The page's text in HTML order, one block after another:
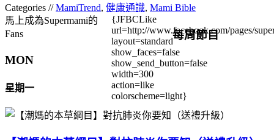
Categories //MamiTrend, 健康通識, Mami Bible
馬上成為Supermami的
Fans
{JFBCLike
url=http://www.facebook.com/pages/
layout=standard
show_faces=false
show_send_button=false
width=300
action=like
colorscheme=light}
每周節目
MON
星期一